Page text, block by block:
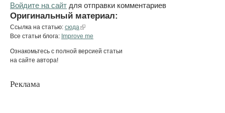
Войдите на сайт для отправки комментариев
Оригинальный материал:
Ссылка на статью: сюда
Все статьи блога: Improve me
Ознакомьтесь с полной версией статьи
на сайте автора!
Реклама